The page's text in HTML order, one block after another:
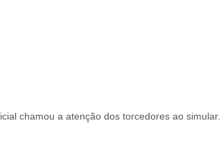
chamou a atenção dos torcedores ao simular...